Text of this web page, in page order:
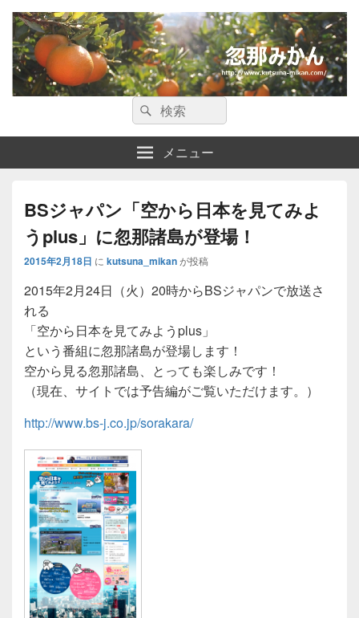
愛媛県・松山市の忽那諸島についての情報サイトです。
検
索:
検
索
メニュー
BSジャパン「空から日本を見てみよ
うplus」に忽那諸島が登場！
2015年2月18日 に kutsuna_mikanが投稿
2015年2月24日（火）20時からBSジャパンで放送さ
れる
「空から日本を見てみようplus」
という番組に忽那諸島が登場します！
空から見る忽那諸島、とっても楽しみです！
（現在、サイトでは予告編がご覧いただけます。）
http://www.bs-j.co.jp/sorakara/